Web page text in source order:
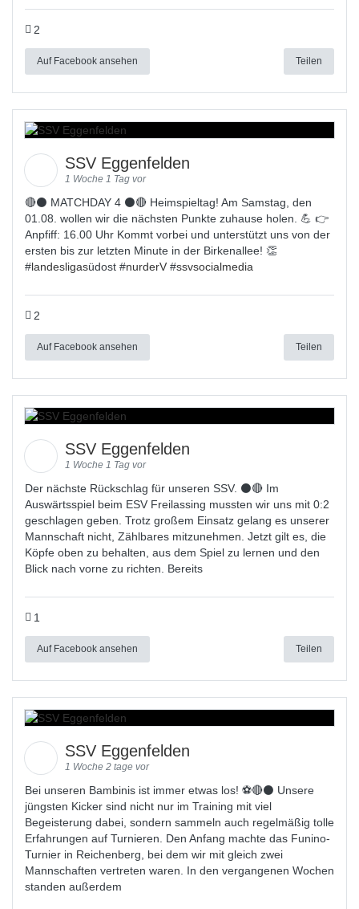
2
Auf Facebook ansehen Teilen
SSV Eggenfelden
1 Woche 1 Tag vor
🔴⚫ MATCHDAY 4 ⚫🔴 Heimspieltag! Am Samstag, den
01.08. wollen wir die nächsten Punkte zuhause holen. 💪 👉
Anpfiff: 16.00 Uhr Kommt vorbei und unterstützt uns von der
ersten bis zur letzten Minute in der Birkenallee! 👏
#landesligasüdost #nurderV #ssvsocialmedia
2
Auf Facebook ansehen Teilen
SSV Eggenfelden
1 Woche 1 Tag vor
Der nächste Rückschlag für unseren SSV. ⚫🔴 Im
Auswärtsspiel beim ESV Freilassing mussten wir uns mit 0:2
geschlagen geben. Trotz großem Einsatz gelang es unserer
Mannschaft nicht, Zählbares mitzunehmen. Jetzt gilt es, die
Köpfe oben zu behalten, aus dem Spiel zu lernen und den
Blick nach vorne zu richten. Bereits
1
Auf Facebook ansehen Teilen
SSV Eggenfelden
1 Woche 2 tage vor
Bei unseren Bambinis ist immer etwas los! ⚽️🔴⚫ Unsere
jüngsten Kicker sind nicht nur im Training mit viel
Begeisterung dabei, sondern sammeln auch regelmäßig tolle
Erfahrungen auf Turnieren. Den Anfang machte das Funino-
Turnier in Reichenberg, bei dem wir mit gleich zwei
Mannschaften vertreten waren. In den vergangenen Wochen
standen außerdem